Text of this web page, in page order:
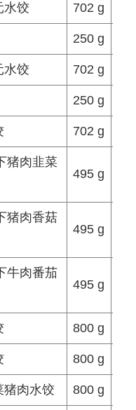
水饺 702 g
250 g
水饺 702 g
250 g
702 g
猪肉韭菜
495 g
猪肉香菇
495 g
牛肉番茄
495 g
800 g
800 g
猪肉水饺 800 g